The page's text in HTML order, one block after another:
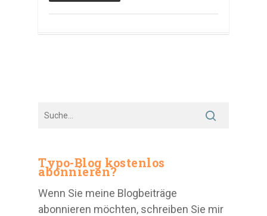
Typo-Blog kostenlos
abonnieren?
Wenn Sie meine Blogbeiträge
abonnieren möchten, schreiben Sie mir